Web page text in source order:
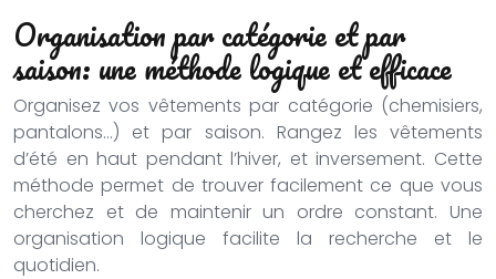
Organisation par catégorie et par
saison: une méthode logique et efficace
Organisez vos vêtements par catégorie (chemisiers,
pantalons…) et par saison. Rangez les vêtements
d’été en haut pendant l’hiver, et inversement. Cette
méthode permet de trouver facilement ce que vous
cherchez et de maintenir un ordre constant. Une
organisation logique facilite la recherche et le
quotidien.